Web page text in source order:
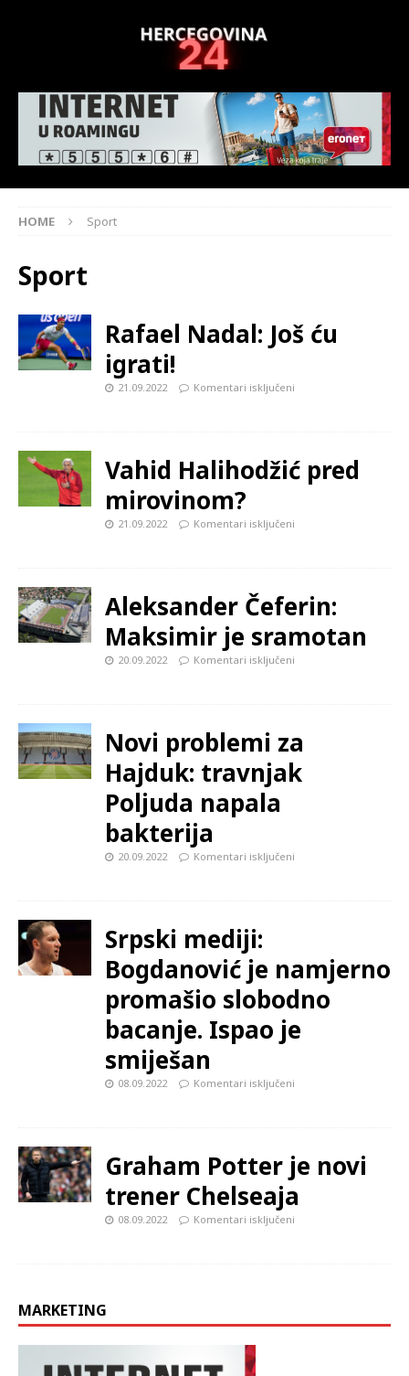
HOME Sport
Sport
Rafael Nadal: Još ću
igrati!
21.09.2022 Komentari isključeni
Vahid Halihodžić pred
mirovinom?
21.09.2022 Komentari isključeni
Aleksander Čeferin:
Maksimir je sramotan
20.09.2022 Komentari isključeni
Novi problemi za
Hajduk: travnjak
Poljuda napala
bakterija
20.09.2022 Komentari isključeni
Srpski mediji:
Bogdanović je namjerno
promašio slobodno
bacanje. Ispao je
smiješan
08.09.2022 Komentari isključeni
Graham Potter je novi
trener Chelseaja
08.09.2022 Komentari isključeni
MARKETING